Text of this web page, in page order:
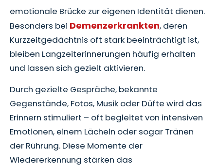
emotionale Brücke zur eigenen Identität dienen.
Besonders bei Demenzerkrankten, deren
Kurzzeitgedächtnis oft stark beeinträchtigt ist,
bleiben Langzeiterinnerungen häufig erhalten
und lassen sich gezielt aktivieren.
Durch gezielte Gespräche, bekannte
Gegenstände, Fotos, Musik oder Düfte wird das
Erinnern stimuliert – oft begleitet von intensiven
Emotionen, einem Lächeln oder sogar Tränen
der Rührung. Diese Momente der
Wiedererkennung stärken das